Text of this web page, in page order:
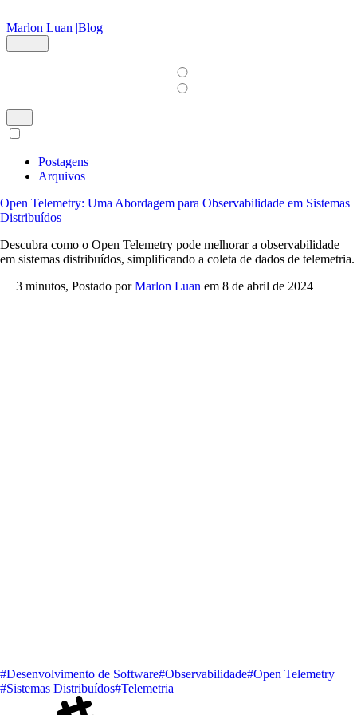
Marlon Luan |Blog
Postagens
Arquivos
Open Telemetry: Uma Abordagem para Observabilidade em Sistemas
Distribuídos
Descubra como o Open Telemetry pode melhorar a observabilidade
em sistemas distribuídos, simplificando a coleta de dados de telemetria.
3 minutos, Postado porMarlon Luan em 8 de abril de 2024
#Desenvolvimento de Software#Observabilidade#Open Telemetry
#Sistemas Distribuídos#Telemetria